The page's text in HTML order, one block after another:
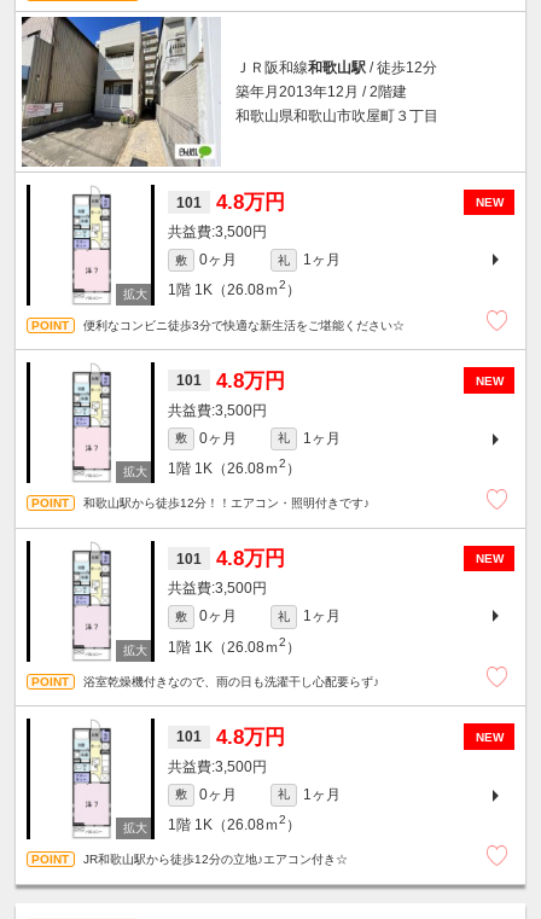
ＪＲ阪和線和歌山駅 / 徒歩12分
築年月2013年12月 / 2階建
和歌山県和歌山市吹屋町３丁目
NEW
101 4.8万円
3,500円
敷 0ヶ月 礼
1ヶ月
1階 1K（26.08ｍ2 ）
便利なコンビニ徒歩3分で快適な新生活をご堪能ください☆
NEW
101 4.8万円
3,500円
敷 0ヶ月 礼
1ヶ月
1階 1K（26.08ｍ2 ）
和歌山駅から徒歩12分！！エアコン・照明付きです♪
NEW
101 4.8万円
3,500円
敷 0ヶ月 礼
1ヶ月
1階 1K（26.08ｍ2 ）
浴室乾燥機付きなので、雨の日も洗濯干し心配要らず♪
NEW
101 4.8万円
3,500円
敷 0ヶ月 礼
1ヶ月
1階 1K（26.08ｍ2 ）
JR和歌山駅から徒歩12分の立地♪エアコン付き☆